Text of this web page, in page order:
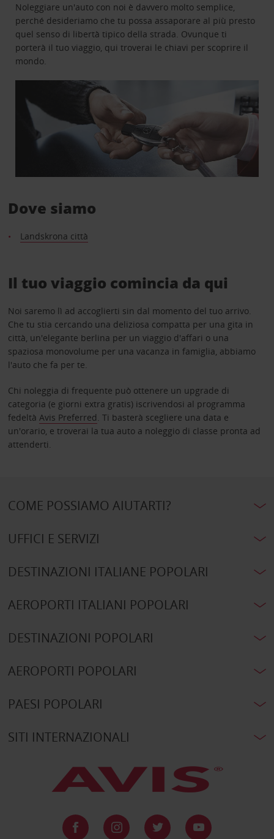
Noleggiare un'auto con noi è davvero molto semplice,
perché desideriamo che tu possa assaporare al più presto
quel senso di libertà tipico della strada. Ovunque ti
porterà il tuo viaggio, qui troverai le chiavi per scoprire il
mondo.
Dove siamo
Landskrona città
Il tuo viaggio comincia da qui
Noi saremo lì ad accoglierti sin dal momento del tuo arrivo.
Che tu stia cercando una deliziosa compatta per una gita in
città, un'elegante berlina per un viaggio d'affari o una
spaziosa monovolume per una vacanza in famiglia, abbiamo
l'auto che fa per te.
Chi noleggia di frequente può ottenere un upgrade di
categoria (e giorni extra gratis) iscrivendosi al programma
fedeltà Avis Preferred. Ti basterà scegliere una data e
un'orario, e troverai la tua auto a noleggio di classe pronta ad
attenderti.
COME POSSIAMO AIUTARTI?
UFFICI E SERVIZI
DESTINAZIONI ITALIANE POPOLARI
AEROPORTI ITALIANI POPOLARI
DESTINAZIONI POPOLARI
AEROPORTI POPOLARI
PAESI POPOLARI
SITI INTERNAZIONALI